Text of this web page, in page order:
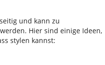
und kann zu
Hier sind einige Ideen,
stylen kannst: